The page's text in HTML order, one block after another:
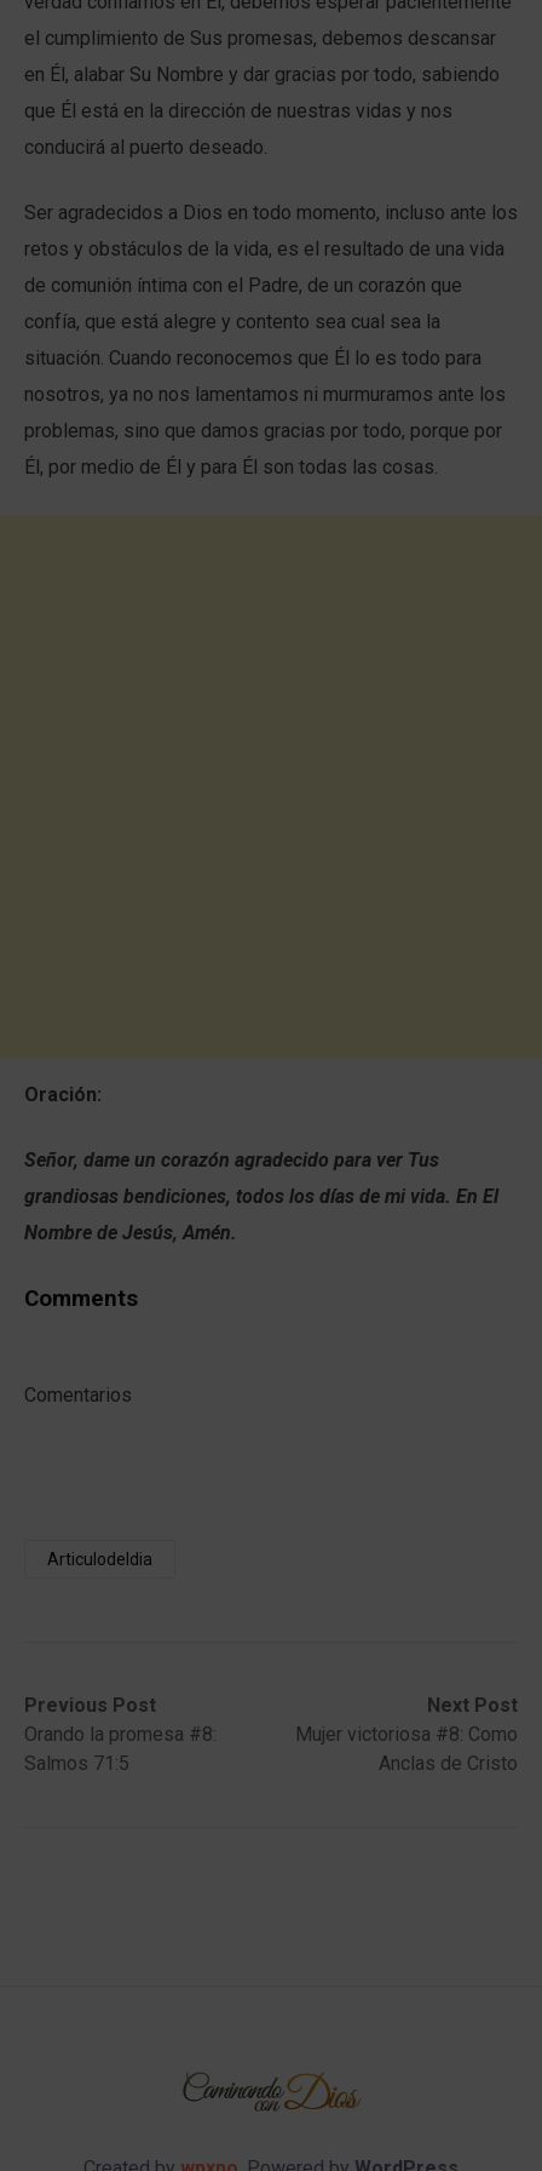
el cumplimiento de Sus promesas, debemos descansar
en Él, alabar Su Nombre y dar gracias por todo, sabiendo
que Él está en la dirección de nuestras vidas y nos
conducirá al puerto deseado.
Ser agradecidos a Dios en todo momento, incluso ante los
retos y obstáculos de la vida, es el resultado de una vida
de comunión íntima con el Padre, de un corazón que
confía, que está alegre y contento sea cual sea la
situación. Cuando reconocemos que Él lo es todo para
nosotros, ya no nos lamentamos ni murmuramos ante los
problemas, sino que damos gracias por todo, porque por
Él, por medio de Él y para Él son todas las cosas.
Oración:
Señor, dame un corazón agradecido para ver Tus
grandiosas bendiciones, todos los días de mi vida. En El
Nombre de Jesús, Amén.
Comments
Comentarios
Articulodeldia
Post
navigation
Previous Post
Previous
post:Orando la promesa #8:
Salmos 71:5
Next Post
Next
post:
Mujer victoriosa #8: Como
Anclas de Cristo